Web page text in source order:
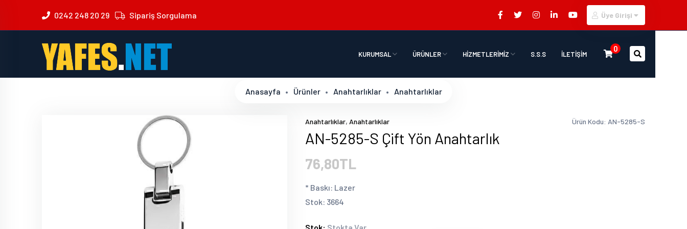
0242 248 20 29 Sipariş Sorgulama Üye Girişi
KURUMSAL ÜRÜNLER HİZMETLERİMİZ S.S.S İLETİŞİM
0
Anasayfa Ürünler Anahtarlıklar Anahtarlıklar
Anahtarlıklar, Anahtarlıklar Ürün Kodu: AN-5285-S
AN-5285-S Çift Yön Anahtarlık
76,80TL
* Baskı: Lazer
Stok: 3664